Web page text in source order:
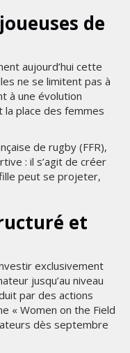
de
aujourd’hui cette
ne se limitent pas à
à une évolution
place des femmes
de rugby (FFR),
: il s’agit de créer
peut se projeter,
et
exclusivement
jusqu’au niveau
par des actions
« Women on the Field
dès septembre